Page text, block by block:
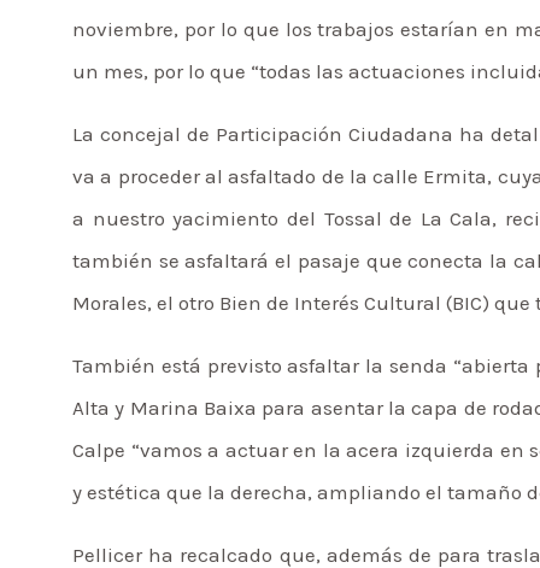
noviembre, por lo que los trabajos estarían en
un mes, por lo que “todas las actuaciones
La concejal de Participación Ciudadana ha
va a proceder al asfaltado de la calle Ermita,
a nuestro yacimiento del Tossal de La Cala,
también se asfaltará el pasaje que conecta la
Morales, el otro Bien de Interés Cultural (BIC) que
También está previsto asfaltar la senda
Alta y Marina Baixa para asentar la capa de
Calpe “vamos a actuar en la acera izquierda
y estética que la derecha, ampliando el tamaño
Pellicer ha recalcado que, además de para